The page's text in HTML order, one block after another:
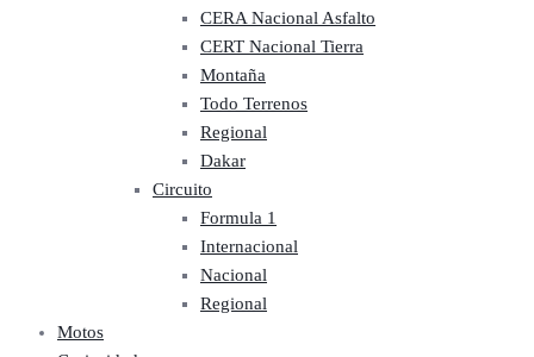
CERA Nacional Asfalto
CERT Nacional Tierra
Montaña
Todo Terrenos
Regional
Dakar
Circuito
Formula 1
Internacional
Nacional
Regional
Motos